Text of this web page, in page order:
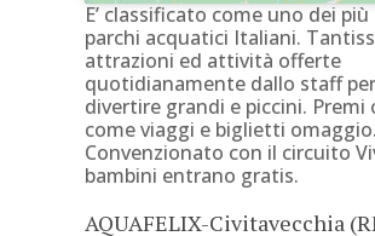
E’ classificato come uno dei
parchi acquatici Italiani.
attrazioni ed attività offerte
quotidianamente dallo staff
divertire grandi e piccini. Premi
come viaggi e biglietti omaggio.
Convenzionato con il circuito
bambini entrano gratis.
AQUAFELIX-Civitavecchia